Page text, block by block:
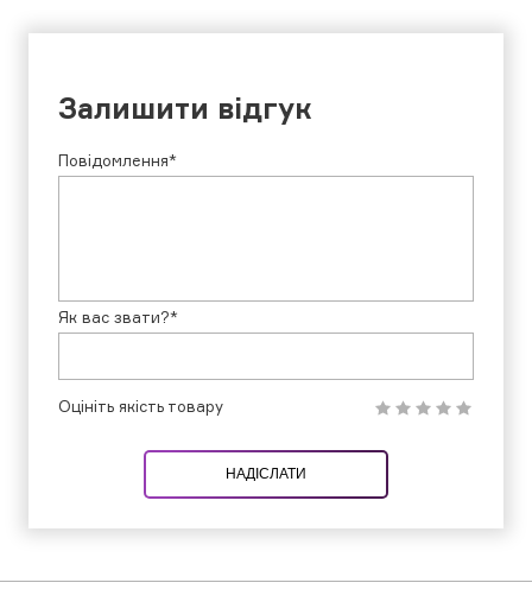
Залишити відгук
Повідомлення*
Як вас звати?*
Оцініть якість товару
НАДІСЛАТИ